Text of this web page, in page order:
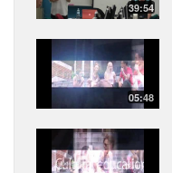
39:54
05:48